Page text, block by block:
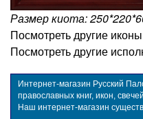
Размер киота:
Посмотреть другие иконы
Посмотреть другие
Интернет-магазин Русский
православных книг, икон,
Наш интернет-магазин